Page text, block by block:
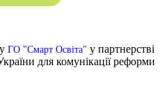
ГО "Смарт Освіта" у партнерстві
для комунікації реформи